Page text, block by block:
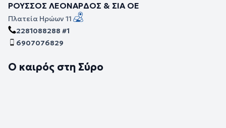
ΡΟΥΣΣΟΣ ΛΕΟΝΑΡΔΟΣ & ΣΙΑ ΟΕ
Πλατεία Ηρώων 11
2281088288 #1
6907076829
Ο καιρός στη Σύρο